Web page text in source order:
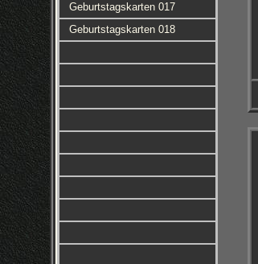
Geburtstagskarten 017
Geburtstagskarten 018